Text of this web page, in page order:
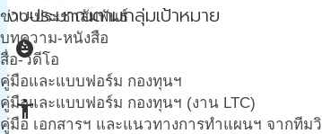
ข่าว-ประชาสัมพันธ์
บทความ-หนังสือ
สื่อ-วีดีโอ
คู่มือและแบบฟอร์ม กองทุนฯ
คู่มือและแบบฟอร์ม กองทุนฯ (งาน LTC)
คู่มือ เอกสารฯ และแนวทางการทำแผนฯ จากทีม
งบประมาณตามกลุ่มเป้าหมาย
child_care
accessibility_new